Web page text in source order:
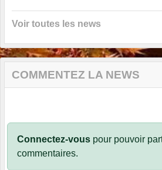
Voir toutes les news
COMMENTEZ LA NEWS
Connectez-vous pour pouvoir
commentaires.